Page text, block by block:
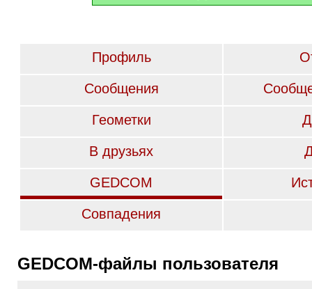
Профиль
Сообщения
Геометки
В друзьях
GEDCOM
Совпадения
GEDCOM-файлы пользователя